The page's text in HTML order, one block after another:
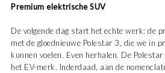
Premium elektrische SUV
De volgende dag start het echte werk: de
met de gloednieuwe Polestar 3, die we in
kunnen voelen. Even herhalen. De
het EV-merk. Inderdaad, aan de